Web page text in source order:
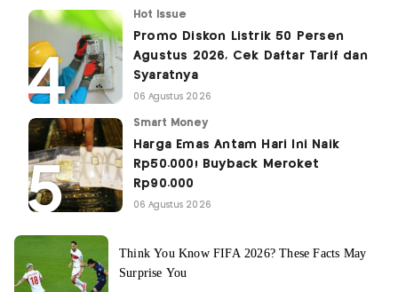
Hot Issue
Promo Diskon Listrik 50 Persen
Agustus 2026, Cek Daftar Tarif dan
Syaratnya
06 Agustus 2026
Smart Money
Harga Emas Antam Hari Ini Naik
Rp50.000! Buyback Meroket
Rp90.000
06 Agustus 2026